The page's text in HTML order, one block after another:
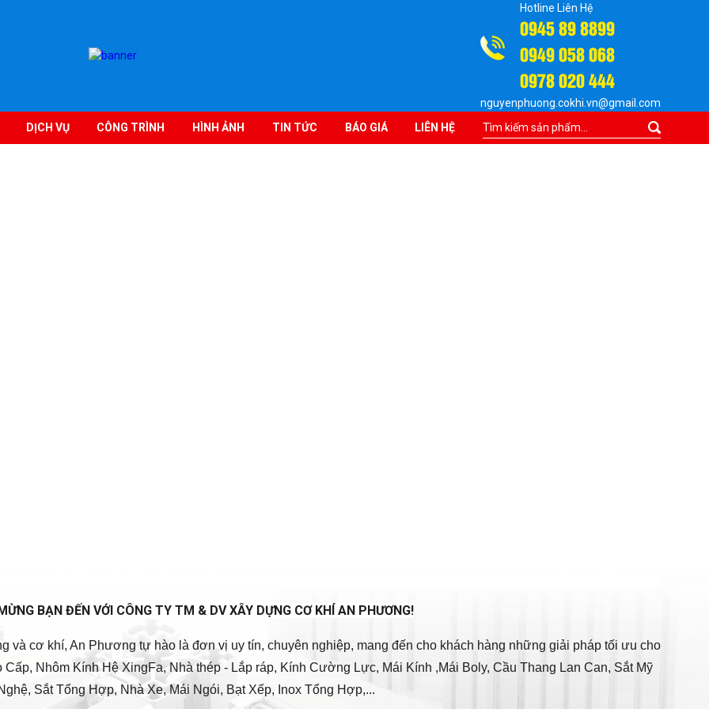
Hotline Liên Hệ
0945 89 8899
0949 058 068
0978 020 444
nguyenphuong.cokhi.vn@gmail.com
DỊCH VỤ CÔNG TRÌNH HÌNH ẢNH TIN TỨC BÁO GIÁ LIÊN HỆ
BẠN ĐẾN VỚI CÔNG TY TM & DV XÂY DỰNG CƠ KHÍ AN PHƯƠNG!
và cơ khí, An Phương tự hào là đơn vị uy tín, chuyên nghiệp, mang đến cho khách hàng những giải pháp tối ưu cho
Nhôm Kính Hệ XingFa, Nhà thép - Lắp ráp, Kính Cường Lực, Mái Kính ,Mái Boly, Cầu Thang Lan Can, Sắt Mỹ
Sắt Tổng Hợp, Nhà Xe, Mái Ngói, Bạt Xếp, Inox Tổng Hợp,...